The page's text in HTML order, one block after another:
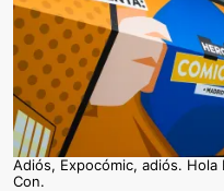
Adiós, Expocómic, adiós. Hola
Con.